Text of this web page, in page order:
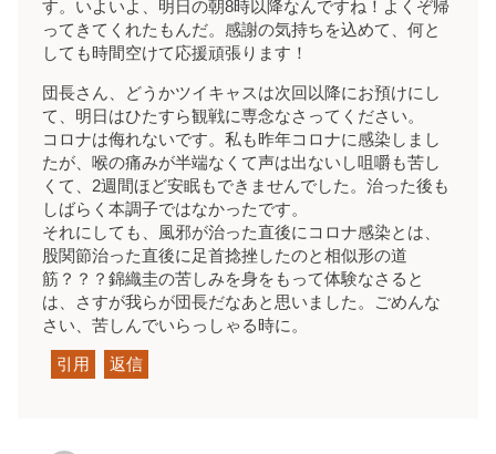
す。いよいよ、明日の朝8時以降なんですね！よくぞ帰
ってきてくれたもんだ。感謝の気持ちを込めて、何と
しても時間空けて応援頑張ります！
団長さん、どうかツイキャスは次回以降にお預けにし
て、明日はひたすら観戦に専念なさってください。
コロナは侮れないです。私も昨年コロナに感染しまし
たが、喉の痛みが半端なくて声は出ないし咀嚼も苦し
くて、2週間ほど安眠もできませんでした。治った後も
しばらく本調子ではなかったです。
それにしても、風邪が治った直後にコロナ感染とは、
股関節治った直後に足首捻挫したのと相似形の道
筋？？？錦織圭の苦しみを身をもって体験なさると
は、さすが我らが団長だなあと思いました。ごめんな
さい、苦しんでいらっしゃる時に。
引用 返信